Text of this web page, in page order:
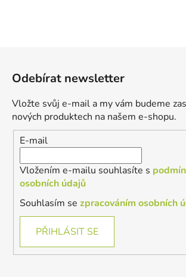
Odebírat newsletter
Vložte svůj e-mail a my vám budeme
nových produktech na našem e-shopu.
E-mail
Vložením e-mailu souhlasíte s
osobních údajů
Souhlasím se zpracováním osobních
PŘIHLÁSIT SE